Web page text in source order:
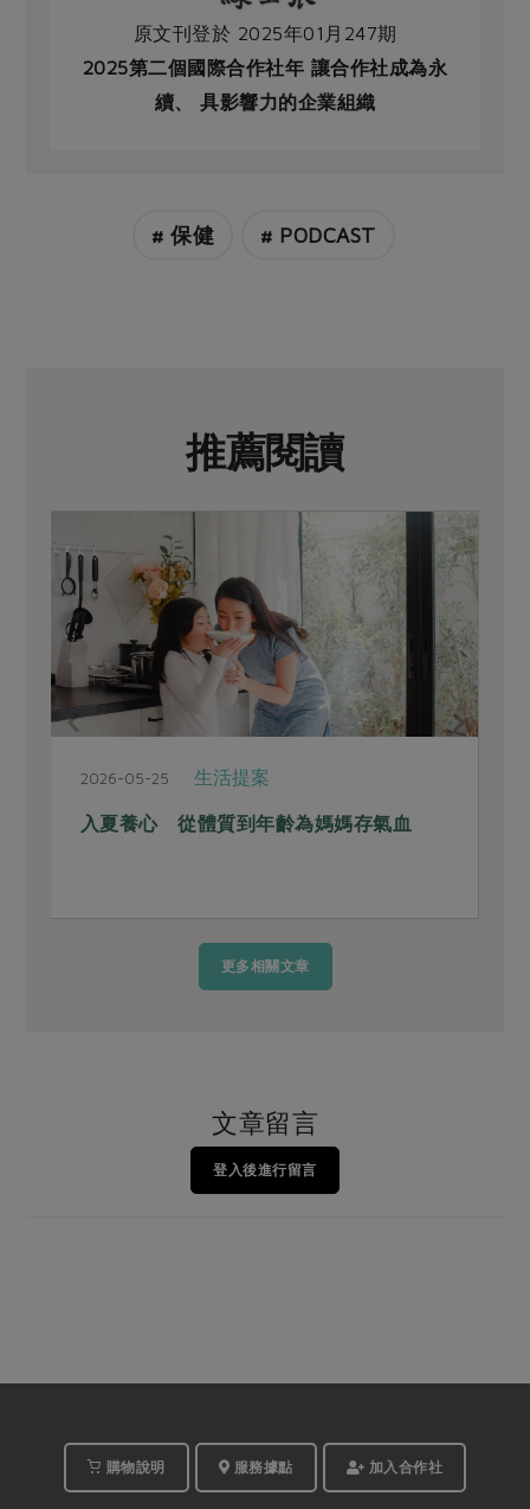
原文刊登於 2025年01月247期
2025第二個國際合作社年 讓合作社成為永
續、 具影響力的企業組織
# 保健 # PODCAST
推薦閱讀
2026-05-25 生活提案
入夏養心 從體質到年齡為媽媽存氣血
更多相關文章
文章留言
登入後進行留言
購物說明 服務據點 加入合作社